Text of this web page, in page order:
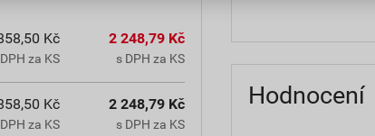
Kč
za KS
2 248,79 Kč
s DPH za KS
Kč
za KS
2 248,79 Kč
s DPH za KS
Hodnocení